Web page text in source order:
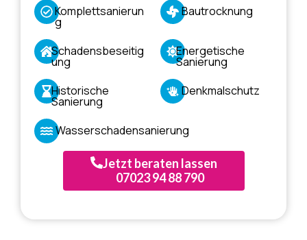
Komplettsanierun
g
Bautrocknung
Schadensbeseitig
ung
Energetische
Sanierung
Historische
Sanierung
Denkmalschutz
Wasserschadensanierung
Jetzt beraten lassen
07023 94 88 790